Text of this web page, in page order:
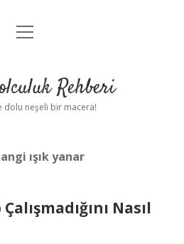
Anasayfa
Uyarı
menüyü
Rehberi
dolu neşeli bir macera!
ışık yanar
Nasıl